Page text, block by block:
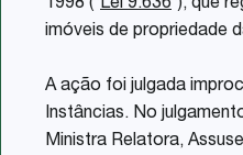
1998 (“Lei 9.636“), que
imóveis de propriedade
A ação foi julgada
Instâncias. No
Ministra Relatora,